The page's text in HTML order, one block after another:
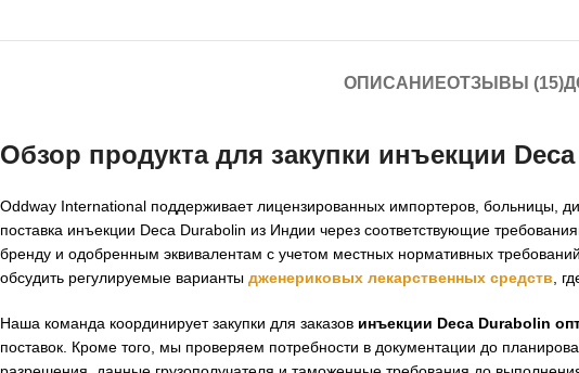
ОПИСАНИЕОТЗЫВЫ (15)
Обзор продукта для закупки инъекции
Oddway International поддерживает лицензированных импортеров, больницы,
поставка инъекции Deca Durabolin из Индии через соответствующие
бренду и одобренным эквивалентам с учетом местных нормативных
обсудить регулируемые варианты дженериковых лекарственных средств ,
Наша команда координирует закупки для заказов инъекции Deca Durabolin
поставок. Кроме того, мы проверяем потребности в документации до